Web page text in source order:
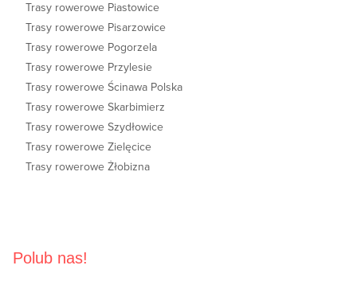
Trasy rowerowe Piastowice
Trasy rowerowe Pisarzowice
Trasy rowerowe Pogorzela
Trasy rowerowe Przylesie
Trasy rowerowe Ścinawa Polska
Trasy rowerowe Skarbimierz
Trasy rowerowe Szydłowice
Trasy rowerowe Zielęcice
Trasy rowerowe Żłobizna
Polub nas!